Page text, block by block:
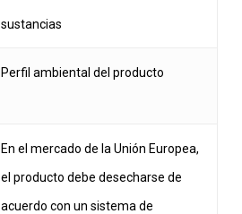
sustancias
Perfil ambiental del producto
En el mercado de la Unión Europea,
el producto debe desecharse de
acuerdo con un sistema de